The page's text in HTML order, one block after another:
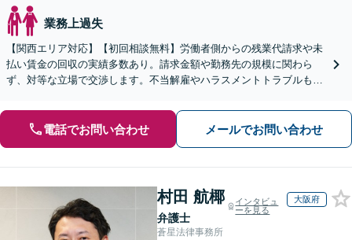
業務上過失
【関西エリア対応】【初回相談無料】労働者側からの残業代請求や未
払い賃金の回収の実績多数あり。請求金額や勤務先の規模に関わら
ず、対等な立場で交渉します。不当解雇やハラスメントトラブルもご
電話でお問い合わせ メールでお問い合わせ
村田 航椰
弁護士
インタビュ
ーを見る
大阪府
蒼星法律事務所